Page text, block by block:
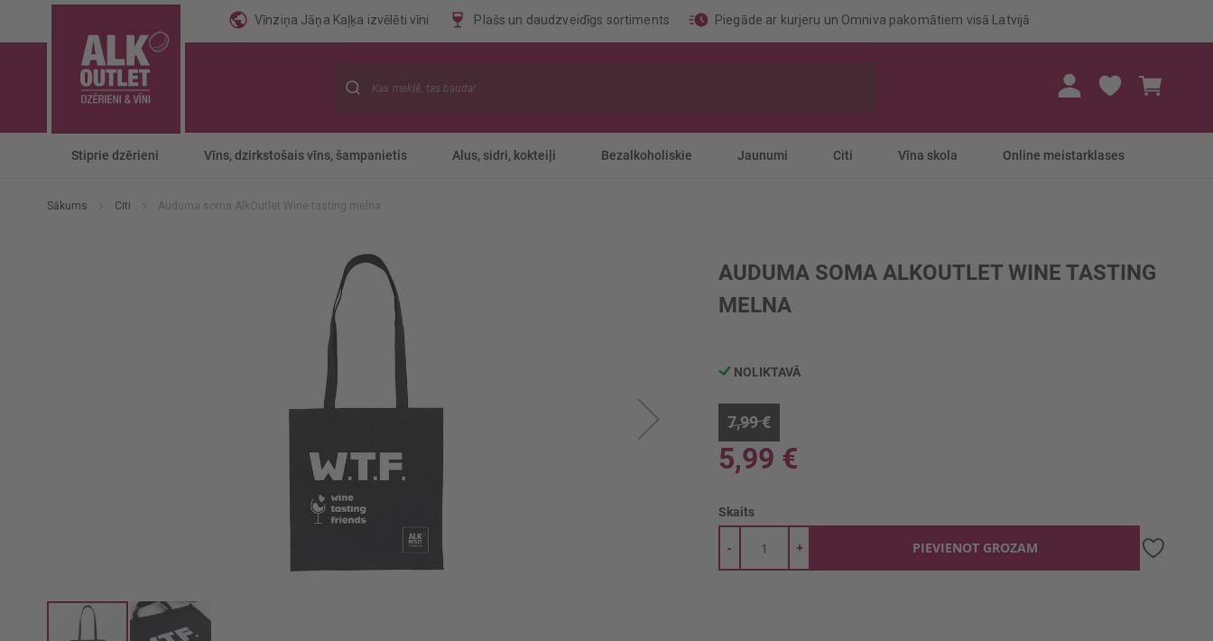
Vīnziņa Jāņa Kaļķa izvēlēti vīni Plašs un daudzveidīgs sortiments Piegāde ar kurjeru un Omniva pakomātiem visā Latvijā
Stiprie dzērieni Vīns, dzirkstošais vīns, šampanietis Alus, sidri, kokteiļi Bezalkoholiskie Jaunumi Citi Vīna skola Online meistarklases
Sākums Citi Auduma soma AlkOutlet Wine tasting melna
AUDUMA SOMA ALKOUTLET WINE TASTING
MELNA
NOLIKTAVĀ
7,99 €
5,99 €
Skaits
+
- PIEVIENOT GROZAM